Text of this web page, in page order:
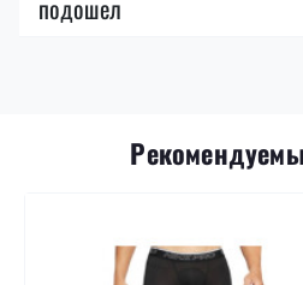
подошел